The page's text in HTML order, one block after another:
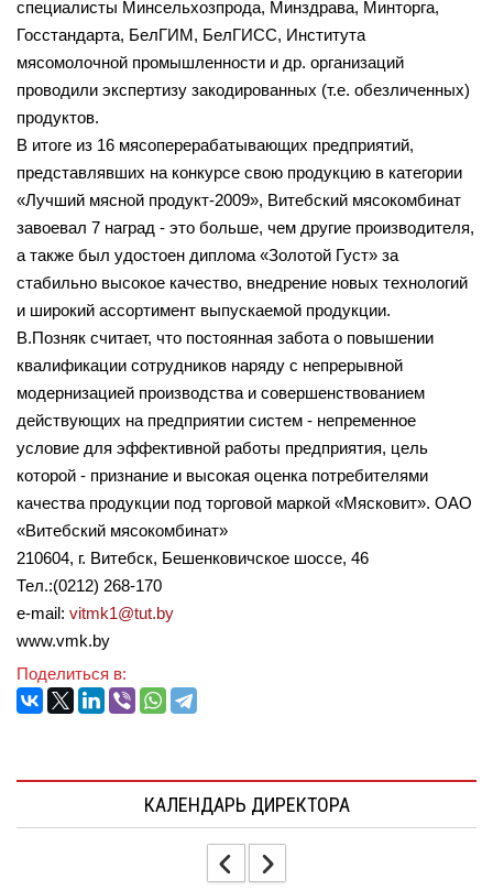
специалисты Минсельхозпрода, Минздрава, Минторга,
Госстандарта, БелГИМ, БелГИСС, Института
мясомолочной промышленности и др. организаций
проводили экспертизу закодированных (т.е. обезличенных)
продуктов.
В итоге из 16 мясоперерабатывающих предприятий,
представлявших на конкурсе свою продукцию в категории
«Лучший мясной продукт-2009», Витебский мясокомбинат
завоевал 7 наград - это больше, чем другие производителя,
а также был удостоен диплома «Золотой Густ» за
стабильно высокое качество, внедрение новых технологий
и широкий ассортимент выпускаемой продукции.
В.Позняк считает, что постоянная забота о повышении
квалификации сотрудников наряду с непрерывной
модернизацией производства и совершенствованием
действующих на предприятии систем - непременное
условие для эффективной работы предприятия, цель
которой - признание и высокая оценка потребителями
качества продукции под торговой маркой «Мясковит». ОАО
«Витебский мясокомбинат»
210604, г. Витебск, Бешенковичское шоссе, 46
Тел.:(0212) 268-170
e-mail: vitmk1@tut.by
www.vmk.by
Поделиться в:
КАЛЕНДАРЬ ДИРЕКТОРА